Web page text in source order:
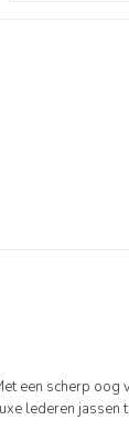
een scherp oog
lederen jassen